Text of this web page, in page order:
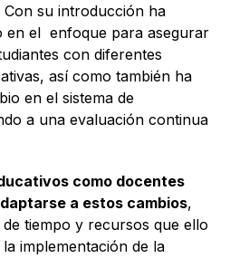
Con su introducción ha
en el enfoque para asegurar
con diferentes
así como también ha
en el sistema de
a una evaluación continua
como docentes
a estos cambios,
tiempo y recursos que ello
implementación de la